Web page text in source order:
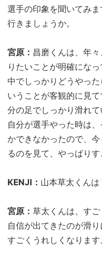
選手の印象を聞いてみ
行きましょうか。
宮原： 昌磨くんは、年
りたいことが明確にな
中でしっかりどうやっ
いうことが客観的に見
分の足でしっかり滑れて
自分が選手やった時は
かできなかったので、
るのを見て、やっぱりす
KENJI： 山本草太くんは
宮原： 草太くんは、すご
自信が出てきたのが滑
すごくうれしくなります